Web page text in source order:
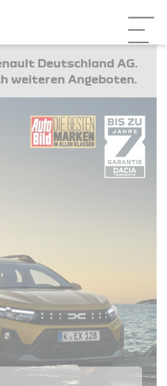
Deutschland AG.
weiteren Angeboten.